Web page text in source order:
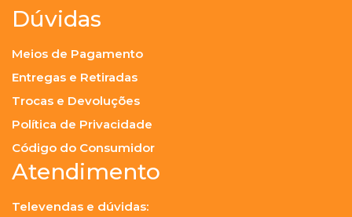
Dúvidas
Meios de Pagamento
Entregas e Retiradas
Trocas e Devoluções
Política de Privacidade
Código do Consumidor
Atendimento
Televendas e dúvidas: